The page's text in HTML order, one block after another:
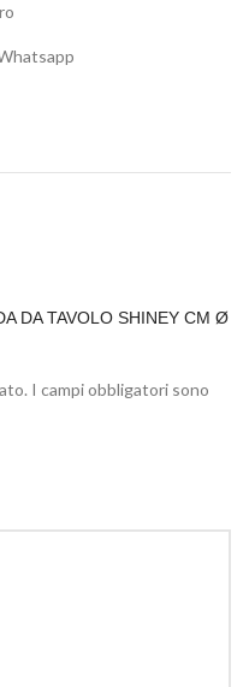
DA TAVOLO SHINEY CM Ø
I campi obbligatori sono